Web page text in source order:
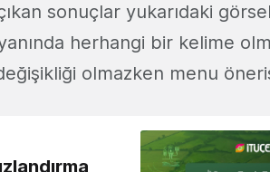
sonuçlar yukarıdaki
herhangi bir kelime
olmazken menu